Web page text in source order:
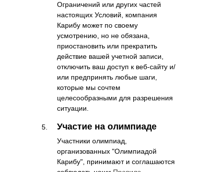
Ограничений или других частей
настоящих Условий, компания
Карибу может по своему
усмотрению, но не обязана,
приостановить или прекратить
действие вашей учетной записи,
отключить ваш доступ к веб-сайту и/
или предпринять любые шаги,
которые мы сочтем
целесообразными для разрешения
ситуации.
Участие на олимпиаде
Участники олимпиад,
организованных "Олимпиадой
Карибу", принимают и соглашаются